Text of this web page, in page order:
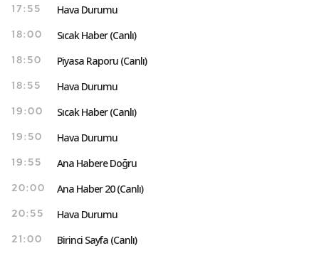
17:55 Hava Durumu
18:00 Sıcak Haber (Canlı)
18:50 Piyasa Raporu (Canlı)
18:55 Hava Durumu
19:00 Sıcak Haber (Canlı)
19:50 Hava Durumu
19:55 Ana Habere Doğru
20:00 Ana Haber 20 (Canlı)
20:55 Hava Durumu
21:00 Birinci Sayfa (Canlı)